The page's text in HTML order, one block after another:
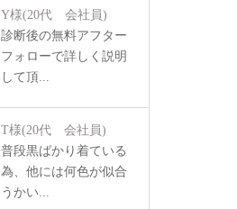
Y様(20代 会社員)
診断後の無料アフター
フォローで詳しく説明
して頂...
T様(20代 会社員)
普段黒ばかり着ている
為、他には何色が似合
うかい...